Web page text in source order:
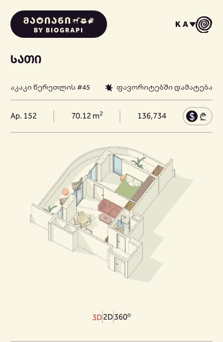
BY BIOGRAPI
KA
ᲡᲐᲗᲘ
აკაკი წერეთლის #45 ფავორიტებში დამატება
Ap. 152 70.12 m2 136,734
3D2D360o